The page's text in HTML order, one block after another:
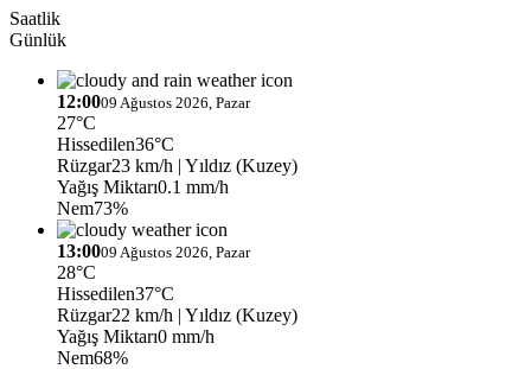
Saatlik
Günlük
12:0009 Ağustos 2026, Pazar
27°C
Hissedilen36°C
Rüzgar23 km/h | Yıldız (Kuzey)
Yağış Miktarı0.1 mm/h
Nem73%
13:0009 Ağustos 2026, Pazar
28°C
Hissedilen37°C
Rüzgar22 km/h | Yıldız (Kuzey)
Yağış Miktarı0 mm/h
Nem68%